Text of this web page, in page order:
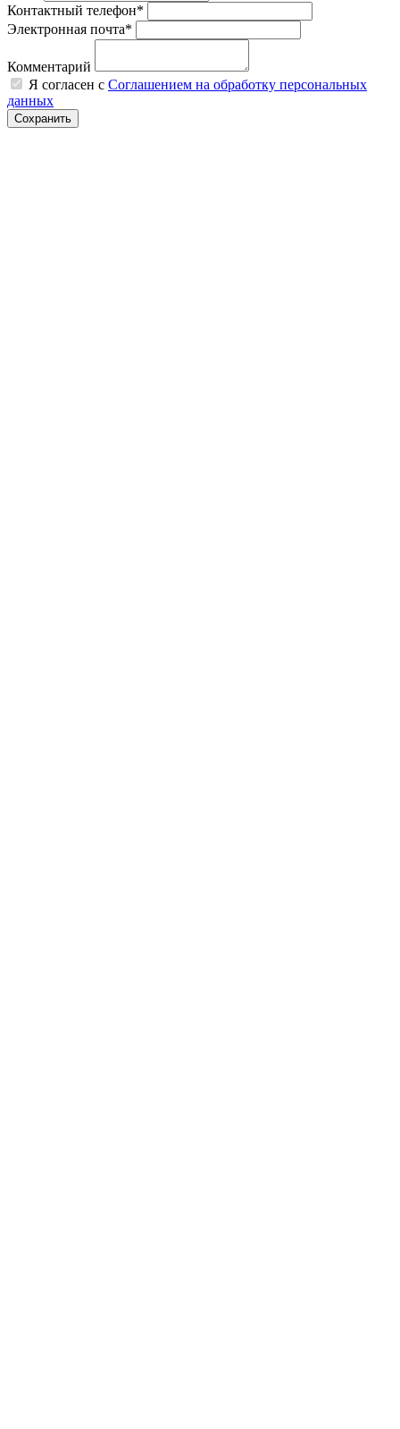
Контактный телефон*
Электронная почта*
Комментарий
Я согласен с Соглашением на обработку персональных
данных